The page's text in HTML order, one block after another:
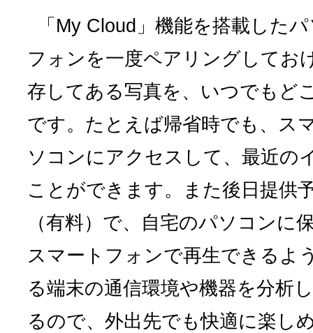
「My Cloud」機能を搭載した
フォンを一度ペアリングしてお
存してある写真を、いつでもど
です。たとえば帰省時でも、ス
ソコンにアクセスして、最近の
ことができます。また後日提供
（有料）で、自宅のパソコンに
スマートフォンで再生できるよ
る端末の通信環境や機器を分析
るので、外出先でも快適に楽し